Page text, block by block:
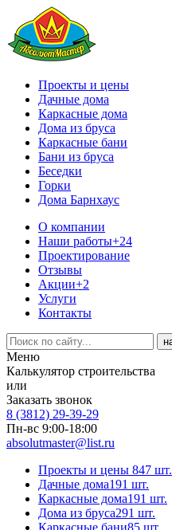
Проекты и цены
Дачные дома
Каркасные дома
Дома из бруса
Каркасные бани
Бани из бруса
Беседки
Горки
Дома Барнхаус
О компании
Наши работы+24
Проектирование
Отзывы
Акции+2
Услуги
Контакты
Меню
Калькулятор строительства
или
Заказать звонок
8 (3812) 29-39-29
Пн-вс 9:00-18:00
absolutmaster@list.ru
Проекты и цены 847 шт.
Дачные дома191 шт.
Каркасные дома191 шт.
Дома из бруса291 шт.
Каркасные бани85 шт.